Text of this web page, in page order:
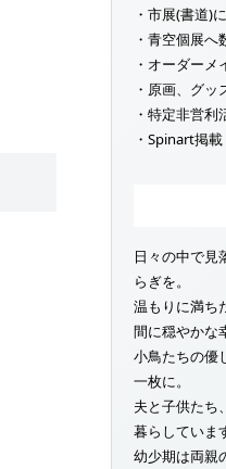
・市展(書道)
・青空個展へ
・オーダー
・原画、グッ
・特定非営
・Spinart掲載
日々の中で見
らぎを。
温もりに満ち
間に穏やかな
小鳥たちの優
一枚に。
夫と子供たち
暮らしていま
幼少期は両親